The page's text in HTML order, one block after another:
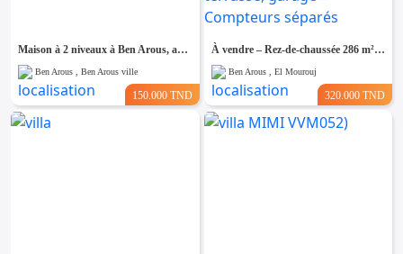
Maison à 2 niveaux à Ben Arous, avec patio intérieur, 2 logements indépendants, toit-terrasse exploitable
Ben Arous , Ben Arous ville
150.000 TND
À vendre – Rez-de-chaussée 286 m² à Mourouj 1, proche mosquée – S+3, jardin, terrasse, garage – Compteurs séparés
Ben Arous , El Mourouj
320.000 TND